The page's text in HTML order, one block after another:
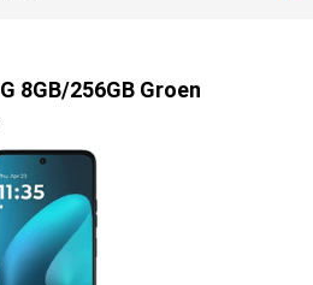
8GB/256GB Groen